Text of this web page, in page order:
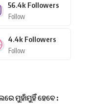
56.4k Followers
Follow
4.4k Followers
Follow
ମୁହାଁମୁହିଁ ହେବେ :